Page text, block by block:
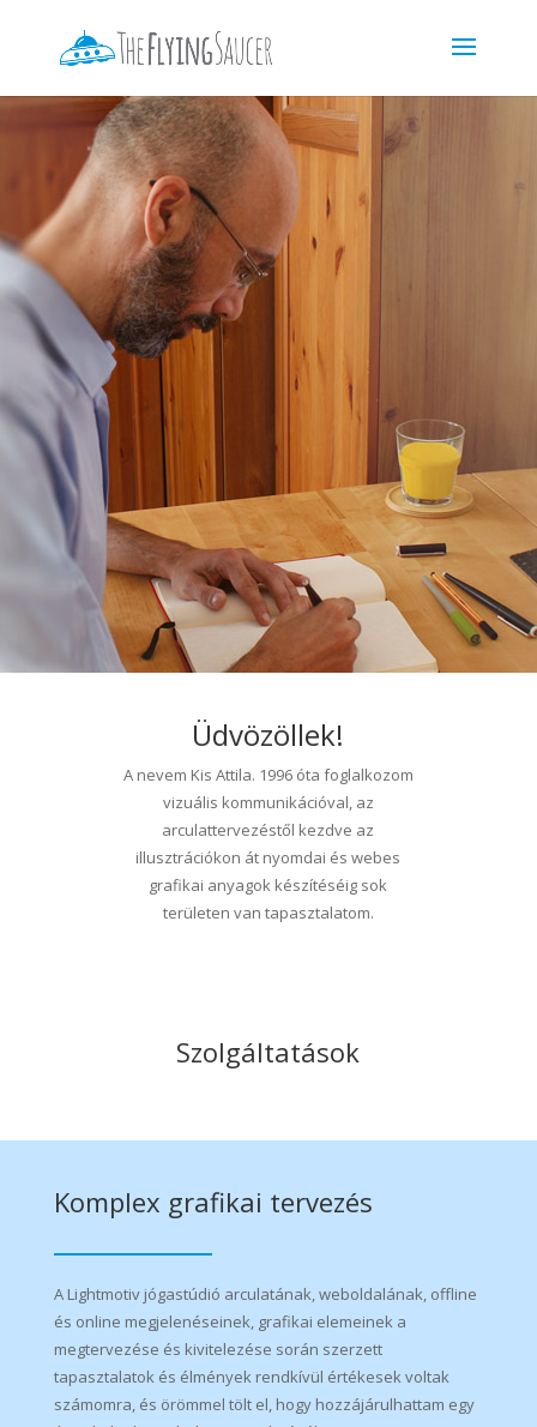
Üdvözöllek!
A nevem Kis Attila. 1996 óta foglalkozom
vizuális kommunikációval, az
arculattervezéstől kezdve az
illusztrációkon át nyomdai és webes
grafikai anyagok készítéséig sok
területen van tapasztalatom.
Szolgáltatások
Komplex grafikai tervezés
A Lightmotiv jógastúdió arculatának, weboldalának, offline
és online megjelenéseinek, grafikai elemeinek a
megtervezése és kivitelezése során szerzett
tapasztalatok és élmények rendkívül értékesek voltak
számomra, és örömmel tölt el, hogy hozzájárulhattam egy